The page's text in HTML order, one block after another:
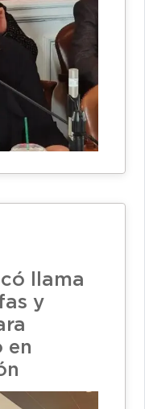
llama
y
en